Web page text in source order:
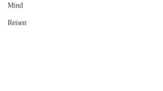
Mind
Reisen